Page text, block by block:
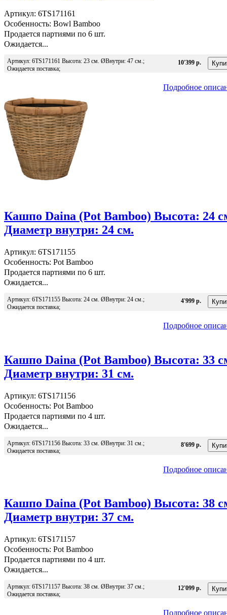
Артикул: 6TS171161
Особенность: Bowl Bamboo
Продается партиями по 6 шт.
Ожидается...
Артикул: 6TS171161 Высота: 23 см. ØВнутри: 47 см.;
Ожидается поставка;
10'399 р.
Подробное
Кашпо Daina (Pot Bamboo) Высота: 24
Диаметр внутри: 24 см.
Артикул: 6TS171155
Особенность: Pot Bamboo
Продается партиями по 6 шт.
Ожидается...
Артикул: 6TS171155 Высота: 24 см. ØВнутри: 24 см.;
Ожидается поставка;
4'999 р.
Подробное
Кашпо Daina (Pot Bamboo) Высота: 33
Диаметр внутри: 31 см.
Артикул: 6TS171156
Особенность: Pot Bamboo
Продается партиями по 4 шт.
Ожидается...
Артикул: 6TS171156 Высота: 33 см. ØВнутри: 31 см.;
Ожидается поставка;
8'699 р.
Подробное
Кашпо Daina (Pot Bamboo) Высота: 38
Диаметр внутри: 37 см.
Артикул: 6TS171157
Особенность: Pot Bamboo
Продается партиями по 4 шт.
Ожидается...
Артикул: 6TS171157 Высота: 38 см. ØВнутри: 37 см.;
Ожидается поставка;
12'099 р.
Подробное